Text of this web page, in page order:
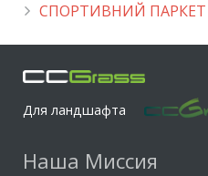
СПОРТИВНИЙ ПАРКЕТ
Для ландшафта
Наша Миссия